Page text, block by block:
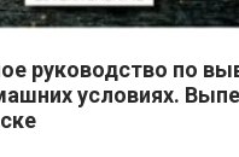
руководство по
условиях.